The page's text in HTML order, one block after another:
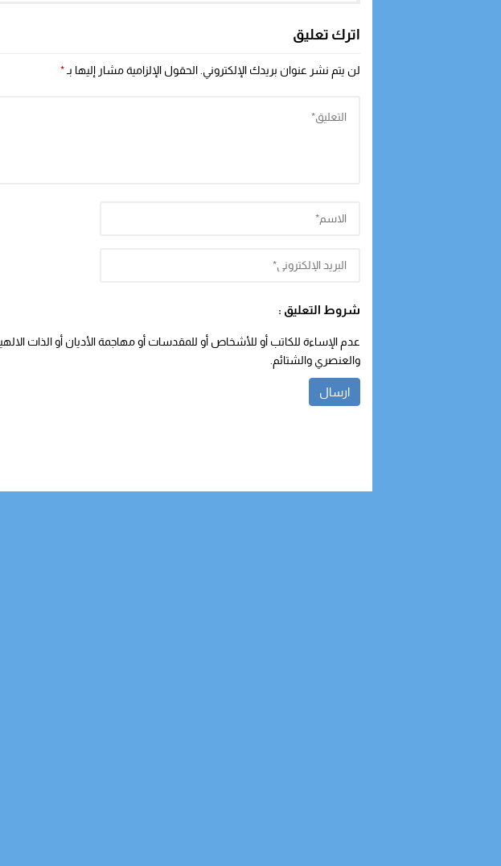
اترك تعليق
لن يتم نشر عنوان بريدك الإلكتروني.الحقول الإلزامية مشار إليها بـ*
شروط التعليق :
عدم الإساءة للكاتب أو للأشخاص أو للمقدسات أو مهاجمة الأديان أو الذات
والعنصري والشتائم.